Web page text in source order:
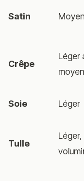
Satin Moyen
Crêpe
Léger
moyen
Soie Léger
Tulle
Léger,